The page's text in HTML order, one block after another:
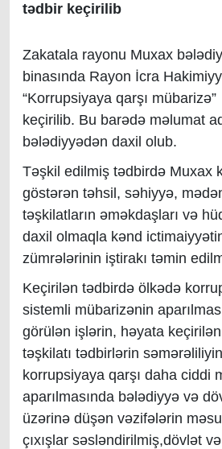
tədbir keçirilib
Zakatala rayonu Muxax
binasında Rayon İcra
“Korrupsiyaya qarşı
keçirilib. Bu barədə məlumat
bələdiyyədən daxil olub.
Təşkil edilmiş tədbirdə Muxax
göstərən təhsil, səhiyyə,
təşkilatların əməkdaşları və
daxil olmaqla kənd
zümrələrinin iştirakı təmin
Keçirilən tədbirdə ölkədə
sistemli mübarizənin
görülən işlərin, həyata
təşkilatı tədbirlərin
korrupsiyaya qarşı daha ciddi
aparılmasında bələdiyyə və
üzərinə düşən vəzifələrin
çıxışlar səsləndirilmiş,dövlət